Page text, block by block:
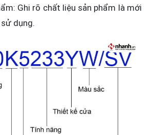
Ghi rõ chất liệu sản phẩm là mới
dụng.